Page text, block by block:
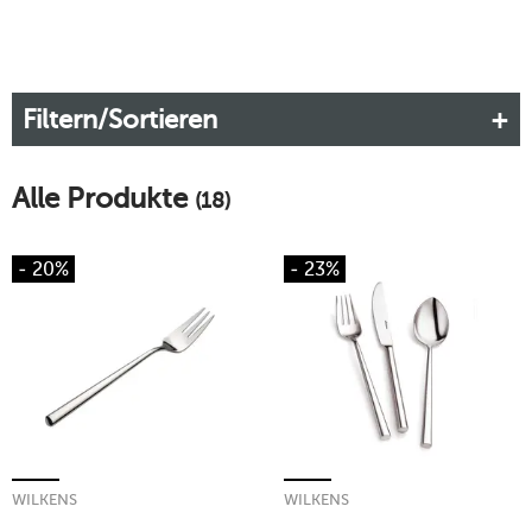
Filtern/Sortieren
Alle Produkte (18)
- 20%
WILKENS
- 23%
WILKENS